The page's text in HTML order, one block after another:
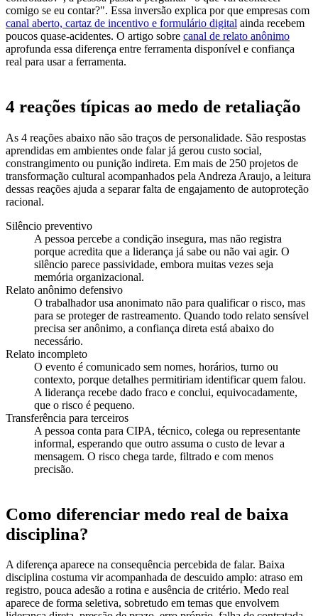
comigo se eu contar?". Essa inversão explica por que empresas com
canal aberto, cartaz de incentivo e formulário digital ainda recebem
poucos quase-acidentes. O artigo sobre canal de relato anônimo
aprofunda essa diferença entre ferramenta disponível e confiança
real para usar a ferramenta.
4 reações típicas ao medo de retaliação
As 4 reações abaixo não são traços de personalidade. São respostas
aprendidas em ambientes onde falar já gerou custo social,
constrangimento ou punição indireta. Em mais de 250 projetos de
transformação cultural acompanhados pela Andreza Araujo, a leitura
dessas reações ajuda a separar falta de engajamento de autoproteção
racional.
Silêncio preventivo
A pessoa percebe a condição insegura, mas não registra
porque acredita que a liderança já sabe ou não vai agir. O
silêncio parece passividade, embora muitas vezes seja
memória organizacional.
Relato anônimo defensivo
O trabalhador usa anonimato não para qualificar o risco, mas
para se proteger de rastreamento. Quando todo relato sensível
precisa ser anônimo, a confiança direta está abaixo do
necessário.
Relato incompleto
O evento é comunicado sem nomes, horários, turno ou
contexto, porque detalhes permitiriam identificar quem falou.
A liderança recebe dado fraco e conclui, equivocadamente,
que o risco é pequeno.
Transferência para terceiros
A pessoa conta para CIPA, técnico, colega ou representante
informal, esperando que outro assuma o custo de levar a
mensagem. O risco chega tarde, filtrado e com menos
precisão.
Como diferenciar medo real de baixa
disciplina?
A diferença aparece na consequência percebida de falar. Baixa
disciplina costuma vir acompanhada de descuido amplo: atraso em
registro, pouca adesão a rotina e ausência de critério. Medo real
aparece de forma seletiva, sobretudo em temas que envolvem